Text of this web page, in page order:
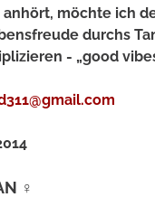
möchte ich
durchs
- „good
♀